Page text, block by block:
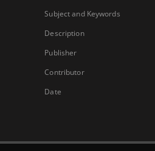
Subject and Keywords
Description
Publisher
Contributor
Date